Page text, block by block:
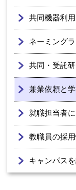
共同機器利
ネーミング
共同・受託
兼業依頼と
就職担当者
教職員の採
キャンパス